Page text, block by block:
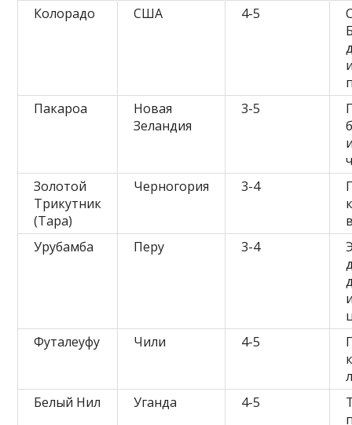
Колорадо
США 4-5
Пакароа
Новая
Зеландия
3-5
Золотой
Трикутник
(Тара)
Черногория 3-4
Урубамба
Перу 3-4
Футалеуфу
Чили 4-5
Белый Нил
Уганда 4-5